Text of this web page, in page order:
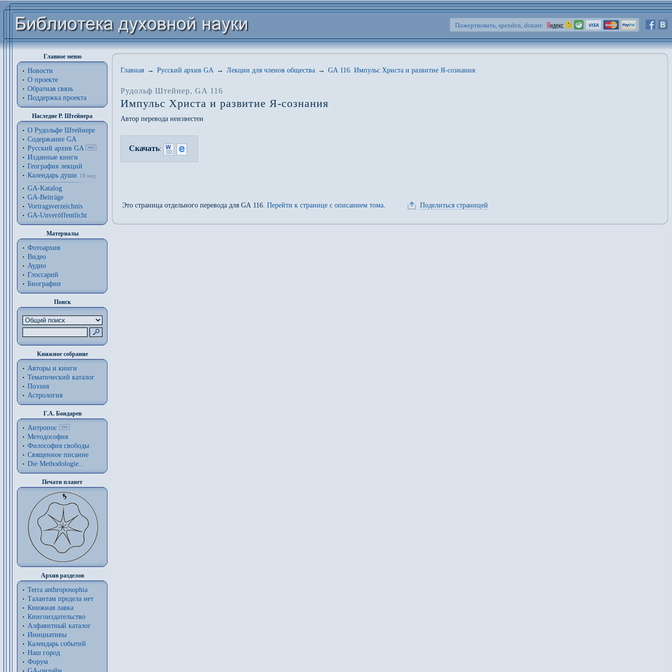
Пожертвовать, spenden, donate
Главное меню
Новости
О проекте
Обратная связь
Поддержка проекта
Наследие Р. Штейнера
О Рудольфе Штейнере
Содержание GA
Русский архив GA
Изданные книги
География лекций
Календарь души
18 нед.
GA-Katalog
GA-Beiträge
Vortragsverzeichnis
GA-Unveröffentlicht
Материалы
Фотоархив
Видео
Аудио
Глоссарий
Биографии
Поиск
Книжное собрание
Авторы и книги
Тематический каталог
Поэзия
Астрология
Г.А. Бондарев
Антропос
Методософия
Философия cвободы
Священное писание
Die Methodologie...
Печати планет
Архив разделов
Terra anthroposophia
Талантам предела нет
Книжная лавка
Книгоиздательство
Алфавитный каталог
Инициативы
Календарь событий
Наш город
Форум
Главная → Русский архив GA → Лекции для членов общества → GA 116. Импульс Христа и развитие Я-сознания
Рудольф Штейнер, GA 116
Импульс Христа и развитие Я-сознания
Автор перевода неизвестен
Скачать:
Это страница отдельного перевода для GA 116. Перейти к странице с описанием тома. Поделиться страницей